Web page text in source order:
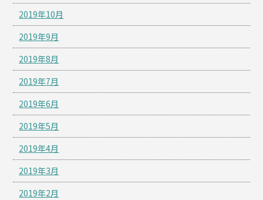
2019年10月
2019年9月
2019年8月
2019年7月
2019年6月
2019年5月
2019年4月
2019年3月
2019年2月